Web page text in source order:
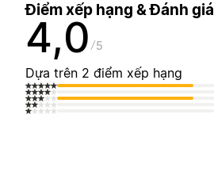
Điểm xếp hạng & Đánh giá
4,0 5
Dựa trên 2 điểm xếp hạng